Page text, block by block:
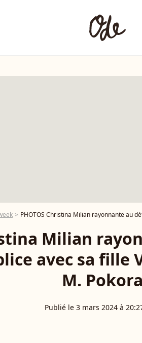
PHOTOS Christina Milian rayonnante au
Milian
avec sa fille
M. Pokora
Publié le 3 mars 2024 à